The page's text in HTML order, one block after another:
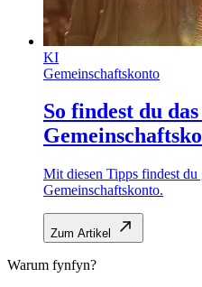
KI
Gemeinschaftskonto
So findest du das
Mit diesen Tipps findest du
Gemeinschaftskonto.
Zum Artikel
Warum fynfyn?